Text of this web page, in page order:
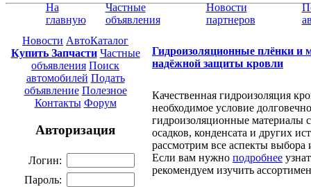
На
главную
Частные
объявления
Новости
партнеров
Новости АвтоКаталог
Купить Запчасти Частные
объявления Поиск
автомобилей Подать
объявление Полезное
Контакты Форум
Авторизация
Логин:
Пароль:
Гидроизоляционные плёнки
надёжной защиты кровли
Качественная гидроизоляция
необходимое условие
гидроизоляционные материалы
осадков, конденсата и других
рассмотрим все аспекты
Если вам нужно подробнее
рекомендуем изучить